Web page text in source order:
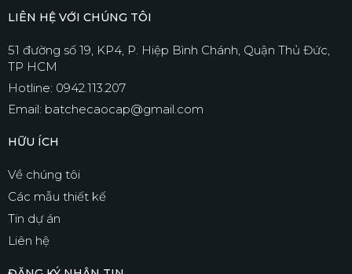
LIÊN HỆ VỚI CHÚNG TÔI
51 đường số 19, KP4, P. Hiệp Bình Chánh, Quận Thủ Đức,
TP HCM
Hotline: 0942.113.207
Email: batchecaocap@gmail.com
HỮU ÍCH
Về chúng tôi
Các mẫu thiết kế
Tin dự án
Liên hệ